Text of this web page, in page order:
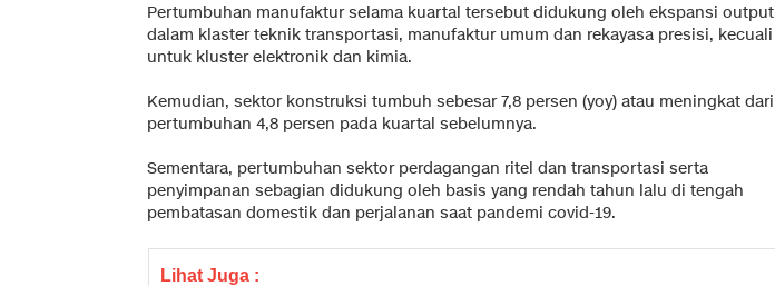
Pertumbuhan manufaktur selama kuartal tersebut didukung oleh ekspansi output
dalam klaster teknik transportasi, manufaktur umum dan rekayasa presisi, kecuali
untuk kluster elektronik dan kimia.
Kemudian, sektor konstruksi tumbuh sebesar 7,8 persen (yoy) atau meningkat dari
pertumbuhan 4,8 persen pada kuartal sebelumnya.
Sementara, pertumbuhan sektor perdagangan ritel dan transportasi serta
penyimpanan sebagian didukung oleh basis yang rendah tahun lalu di tengah
pembatasan domestik dan perjalanan saat pandemi covid-19.
Lihat Juga :